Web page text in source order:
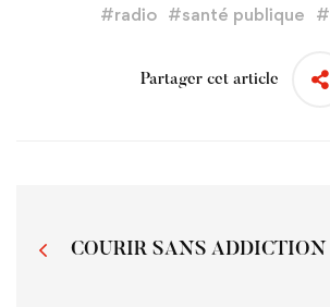
#radio #santé publique #
Partager cet article
COURIR SANS ADDICTION